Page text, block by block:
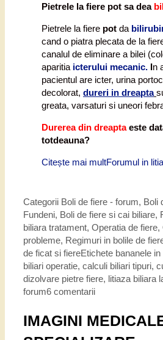
Pietrele la fiere pot sa dea
Pietrele la fiere pot da
cand o piatra plecata de la
canalul de eliminare a bilei
aparitia icterului mecanic. In
pacientul are icter, urina
decolorat, dureri in dreapta
greata, varsaturi si uneori
Durerea din dreaptaeste
totdeauna?
Citește mai multForumul in
Categorii Boli de fiere - forum, Boli
Fundeni, Boli de fiere si cai biliare,
biliara tratament, Operatia de fiere,
probleme, Regimuri in bolile de
de ficat si fiereEtichete bananele
biliari operatie, calculi biliari tipuri,
dizolvare pietre fiere, litiaza biliara
forum6 comentarii
IMAGINI